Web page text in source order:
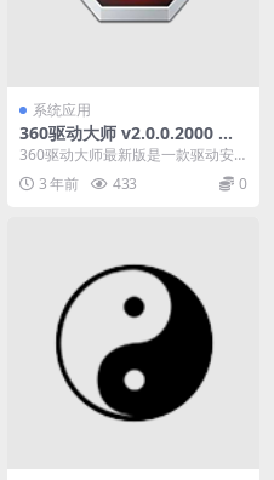
系统应用
360驱动大师 v2.0.0.2000 驱
动安装更新软件，绿色单文件
纯净版
360驱动大师最新版是一款驱动安
装更新软件,拥有百万级的驱动库,驱
动安装和升级一...
3 年前 433 0